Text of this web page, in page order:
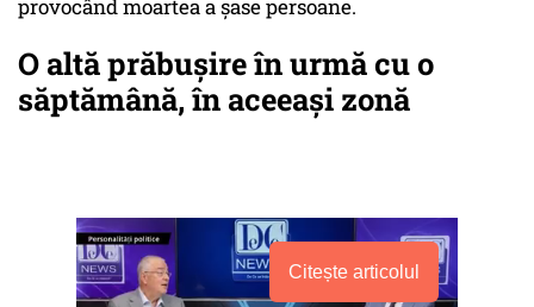
provocând moartea a șase persoane.
O altă prăbușire în urmă cu o
săptămână, în aceeași zonă
Citește articolul